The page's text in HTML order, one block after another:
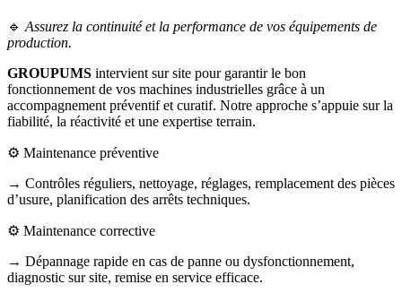
🔹 Assurez la continuité et la performance de vos équipements de
production.
GROUPUMS intervient sur site pour garantir le bon
fonctionnement de vos machines industrielles grâce à un
accompagnement préventif et curatif. Notre approche s’appuie sur la
fiabilité, la réactivité et une expertise terrain.
⚙️ Maintenance préventive
→ Contrôles réguliers, nettoyage, réglages, remplacement des pièces
d’usure, planification des arrêts techniques.
⚙️ Maintenance corrective
→ Dépannage rapide en cas de panne ou dysfonctionnement,
diagnostic sur site, remise en service efficace.